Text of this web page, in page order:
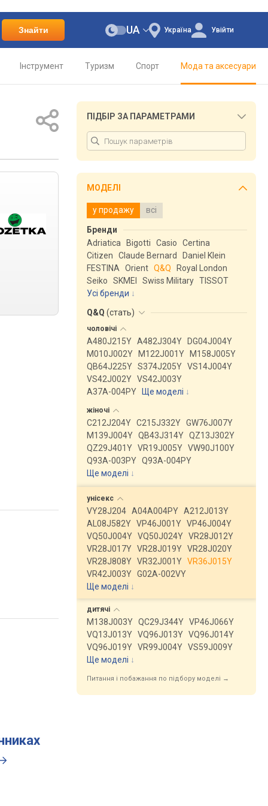
Знайти Україна
UA Увійти
Інструмент Туризм Спорт Мода та аксесуари
ПІДБІР ЗА ПАРАМЕТРАМИ
МОДЕЛІ
у продажу всі
Бренди
Adriatica
Bigotti Casio
Certina
Citizen
Claude Bernard
Daniel Klein
FESTINA
Orient Q&Q
Royal London
Seiko
SKMEI Swiss Military TISSOT
Усі бренди
Q&Q (стать)
чоловічі
A480J215Y A482J304Y
DG04J004Y
M010J002Y
M122J001Y
M158J005Y
QB64J225Y S374J205Y VS14J004Y
VS42J002Y VS42J003Y
A37A-004PY
Ще моделі ↓
жіночі
C212J204Y C215J332Y GW76J007Y
M139J004Y QB43J314Y QZ13J302Y
QZ29J401Y VR19J005Y VW90J100Y
Q93A-003PY Q93A-004PY
Ще моделі ↓
унісекс
VY28J204 A04A004PY A212J013Y
AL08J582Y VP46J001Y VP46J004Y
VQ50J004Y VQ50J024Y VR28J012Y
VR28J017Y VR28J019Y VR28J020Y
VR28J808Y VR32J001Y VR36J015Y
VR42J003Y G02A-002VY
Ще моделі ↓
дитячі
M138J003Y QC29J344Y VP46J066Y
VQ13J013Y VQ96J013Y VQ96J014Y
VQ96J019Y VR99J004Y VS59J009Y
Ще моделі ↓
Питання і побажання по підбору моделі →